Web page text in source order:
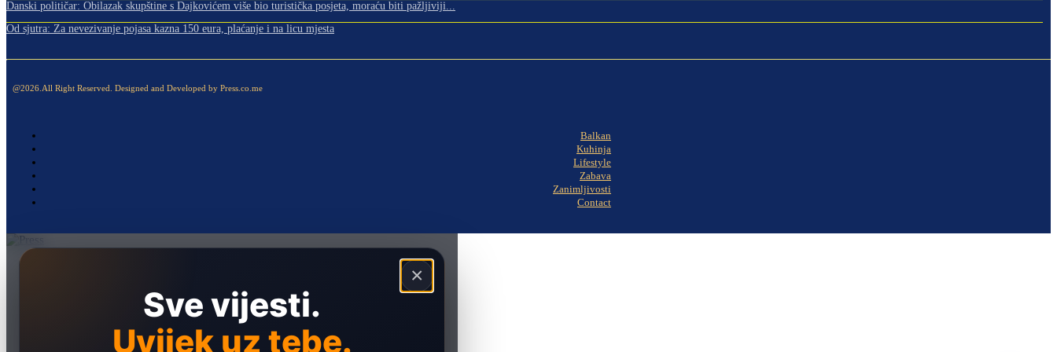
Danski političar: Obilazak skupštine s Dajkovićem više bio turistička posjeta, moraću biti pažljiviji...
Od sjutra: Za nevezivanje pojasa kazna 150 eura, plaćanje i na licu mjesta
@2026.All Right Reserved. Designed and Developed by Press.co.me
Balkan
Kuhinja
Lifestyle
Zabava
Zanimljivosti
Contact
×
Sve vijesti.
Uvijek uz tebe.